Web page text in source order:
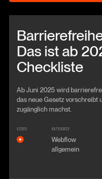
Das ist ab
Checkliste
Ab Juni 2025 wird
das neue Gesetz vorschreibt
zugänglich machst.
VIDEO KATEGORIE
Webflow
allgemein